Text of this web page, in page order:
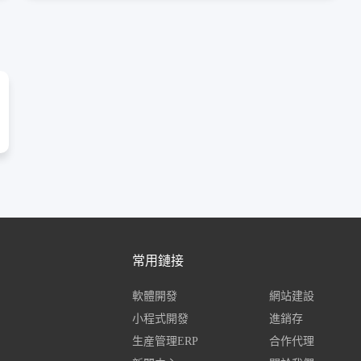
常用鏈接
軟體開發
網站建設
小程式開發
進銷存
生産管理ERP
合作代理